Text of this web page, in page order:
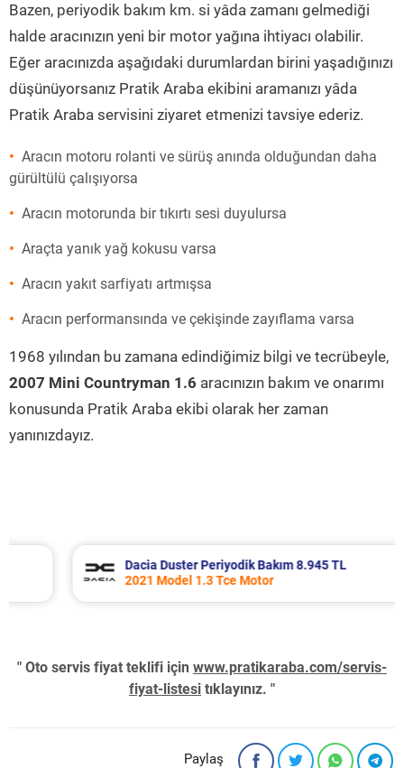
Bazen, periyodik bakım km. si yâda zamanı gelmediği
halde aracınızın yeni bir motor yağına ihtiyacı olabilir.
Eğer aracınızda aşağıdaki durumlardan birini yaşadığınızı
düşünüyorsanız Pratik Araba ekibini aramanızı yâda
Pratik Araba servisini ziyaret etmenizi tavsiye ederiz.
Aracın motoru rolanti ve sürüş anında olduğundan daha
gürültülü çalışıyorsa
Aracın motorunda bir tıkırtı sesi duyulursa
Araçta yanık yağ kokusu varsa
Aracın yakıt sarfiyatı artmışsa
Aracın performansında ve çekişinde zayıflama varsa
1968 yılından bu zamana edindiğimiz bilgi ve tecrübeyle,
2007 Mini Countryman 1.6 aracınızın bakım ve onarımı
konusunda Pratik Araba ekibi olarak her zaman
yanınızdayız.
Dacia Duster Periyodik Bakım 8.945 TL
2021 Model 1.3 Tce Motor
" Oto servis fiyat teklifi için www.pratikaraba.com/servis-
fiyat-listesi tıklayınız. "
Paylaş